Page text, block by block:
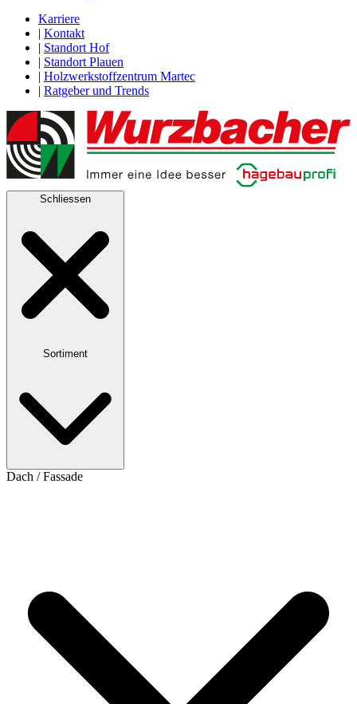
Karriere
| Kontakt
| Standort Hof
| Standort Plauen
| Holzwerkstoffzentrum Martec
| Ratgeber und Trends
Schliessen
Sortiment
Dach / Fassade